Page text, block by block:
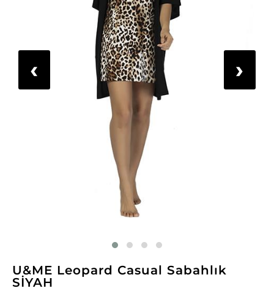
‹ ›
U&ME Leopard Casual Sabahlık
SİYAH